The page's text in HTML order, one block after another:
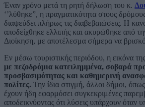
Έναν χρόνο μετά τη ρητή δήλωση του κ.
‘’λύθηκε”, η πραγματικότητα στους
διαψεύδει πλήρως τις διαβεβαιώσεις. Η
αποδείχθηκε ελλιπής και ακυρώθηκε από
Διοίκηση, με αποτέλεσμα σήμερα να
Εν μέσω τουριστικής περιόδου, η εικόνα
με πεζοδρόμια κατειλημμένα, σοβαρά
προσβασιμότητας και καθημερινή
πολίτες. Την ίδια στιγμή, άλλοι δήμοι,
έχουν ήδη εφαρμόσει συγκεκριμένες
αποδεικνύοντας ότι λύσεις υπάρχουν όταν